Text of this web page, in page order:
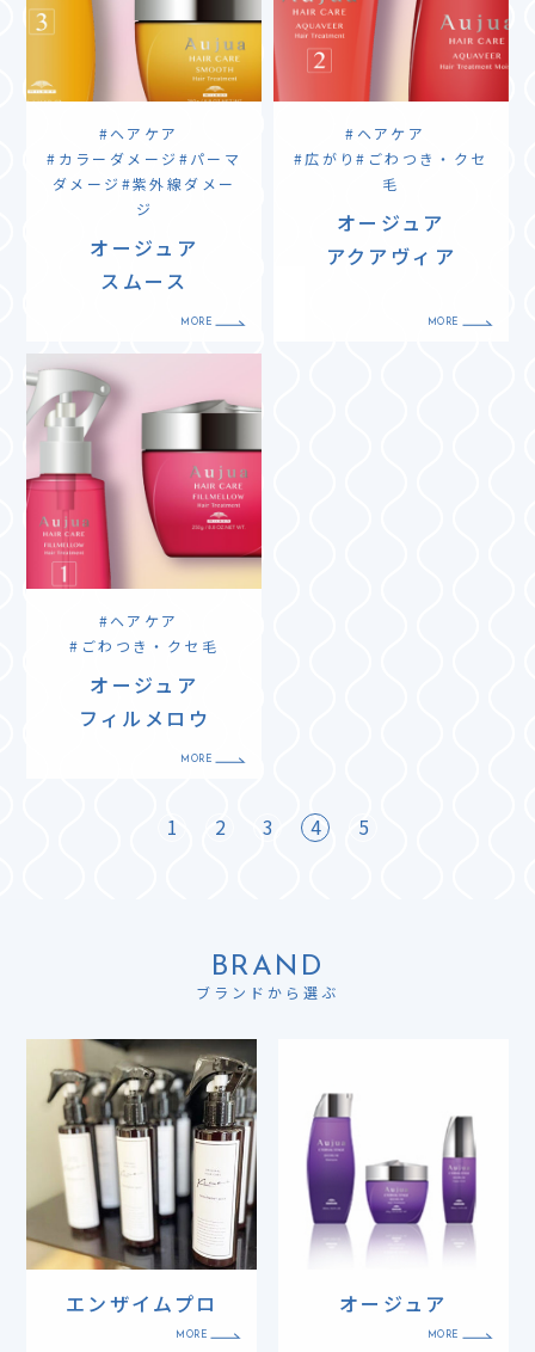
ヘアケア
カラーダメージ
パーマ
ダメージ
紫外線ダメー
ジ
オージュア
スムース
ヘアケア
広がり
ごわつき・クセ
毛
オージュア
アクアヴィア
ヘアケア
ごわつき・クセ毛
オージュア
フィルメロウ
1 2 3 4 5
BRAND
ブランドから選ぶ
エンザイムプロ オージュア